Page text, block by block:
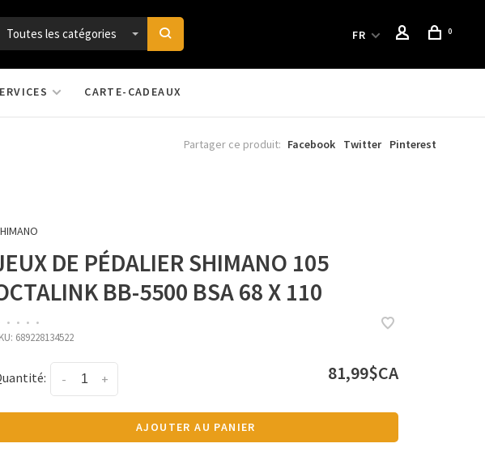
Toutes les catégories FR 0
CARTE-CADEAUX
Partager ce produit: Facebook Twitter Pinterest
DE PÉDALIER SHIMANO 105
BB-5500 BSA 68 X 110
• • • •
689228134522
+
- 81,99$CA
AJOUTER AU PANIER